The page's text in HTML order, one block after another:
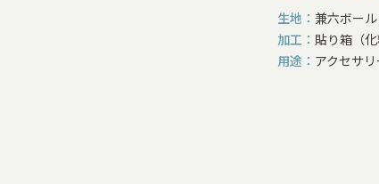
生地
兼六ボー
加工
貼り箱（
用途
アクセサ